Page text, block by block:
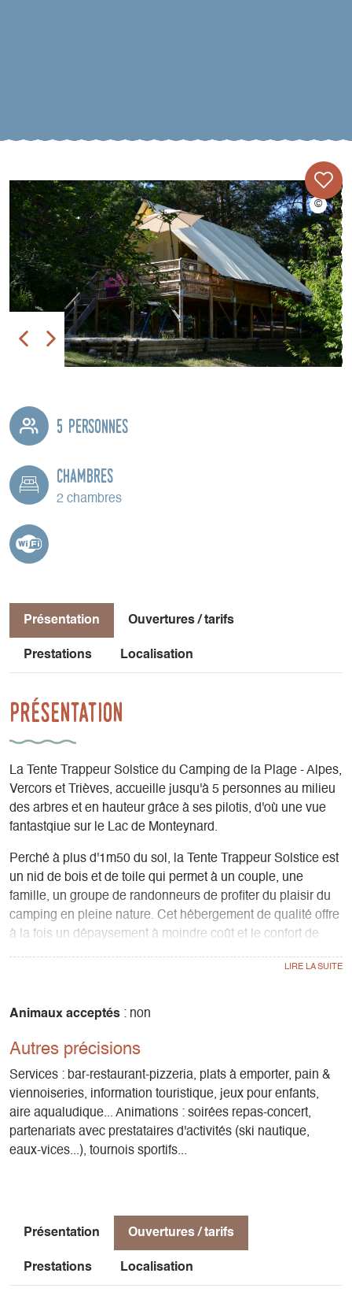
5 personnes
Chambres
2 chambres
Présentation Ouvertures / tarifs
Prestations Localisation
Présentation
La Tente Trappeur Solstice du Camping de la Plage - Alpes,
Vercors et Trièves, accueille jusqu'à 5 personnes au milieu
des arbres et en hauteur grâce à ses pilotis, d'où une vue
fantastqiue sur le Lac de Monteynard.
Perché à plus d'1m50 du sol, la Tente Trappeur Solstice est
un nid de bois et de toile qui permet à un couple, une
famille, un groupe de randonneurs de profiter du plaisir du
camping en pleine nature. Cet hébergement de qualité offre
à la fois un dépaysement à moindre coût et le confort de
venir en week-end ou séjour "les mains dans les poches" !
La terrasse équipée, le poêle à bois et la position aérienne
Impression renforcée par la toile qui couvre les chambres et
de bénéficier de l'ensemble des infrastructures et services
du Camping de la Plage - Alpes, Vercors et Trièves et
d'accéder aux activités nautiques et de pleine nature dU
Lac de Monteynard et de la région.
Animaux acceptés : non
Autres précisions
Services : bar-restaurant-pizzeria, plats à emporter, pain &
viennoiseries, information touristique, jeux pour enfants,
aire aqualudique... Animations : soirées repas-concert,
partenariats avec prestataires d'activités (ski nautique,
eaux-vices...), tournois sportifs...
Présentation Ouvertures / tarifs
Prestations Localisation